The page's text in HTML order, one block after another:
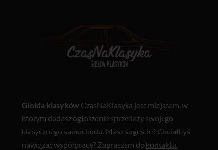
Giełda klasyków CzasNaKlasyka jest miejscem, w
którym dodasz ogłoszenie sprzedaży swojego
klasycznego samochodu. Masz sugestie? Chciałbyś
nawiązać współpracę? Zapraszam do kontaktu.